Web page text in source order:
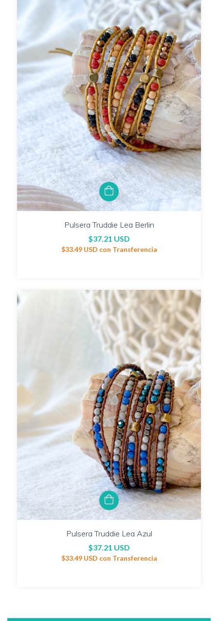
Pulsera Truddie Lea Berlin
$37.21 USD
$33.49 USD con Transferencia
Pulsera Truddie Lea Azul
$37.21 USD
$33.49 USD con Transferencia